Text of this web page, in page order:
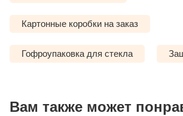
Картонные коробки на заказ
Гофроупаковка для стекла
Вам также может